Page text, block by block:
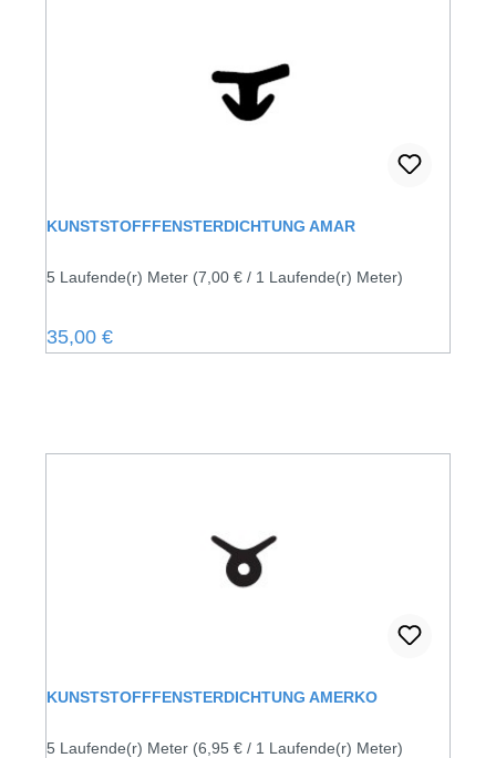
KUNSTSTOFFFENSTERDICHTUNG AMAR
5 Laufende(r) Meter (7,00 € / 1 Laufende(r) Meter)
Regulärer Preis:
35,00 €
KUNSTSTOFFFENSTERDICHTUNG AMERKO
5 Laufende(r) Meter (6,95 € / 1 Laufende(r) Meter)